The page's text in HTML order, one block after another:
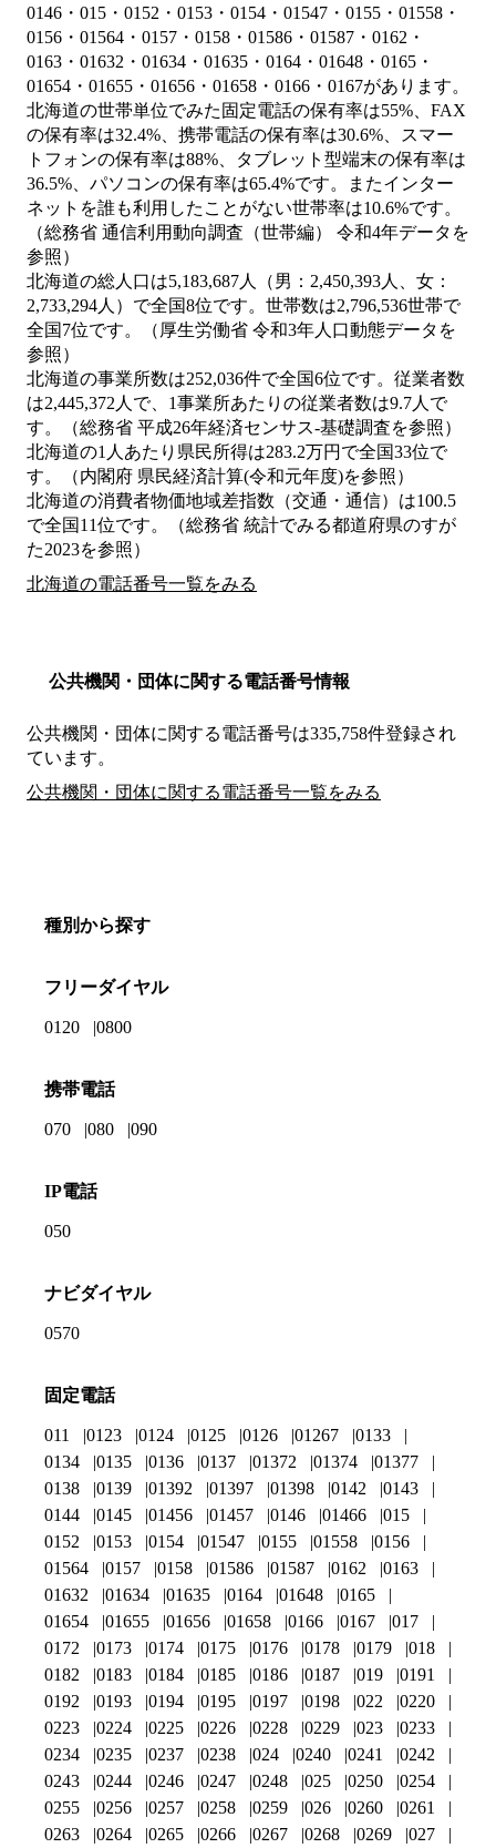
0146・015・0152・0153・0154・01547・0155・01558・
0156・01564・0157・0158・01586・01587・0162・
0163・01632・01634・01635・0164・01648・0165・
01654・01655・01656・01658・0166・0167があります。
北海道の世帯単位でみた固定電話の保有率は55%、FAX
の保有率は32.4%、携帯電話の保有率は30.6%、スマー
トフォンの保有率は88%、タブレット型端末の保有率は
36.5%、パソコンの保有率は65.4%です。またインター
ネットを誰も利用したことがない世帯率は10.6%です。
（総務省 通信利用動向調査（世帯編） 令和4年データを
参照）
北海道の総人口は5,183,687人（男：2,450,393人、女：
2,733,294人）で全国8位です。世帯数は2,796,536世帯で
全国7位です。（厚生労働省 令和3年人口動態データを
参照）
北海道の事業所数は252,036件で全国6位です。従業者数
は2,445,372人で、1事業所あたりの従業者数は9.7人で
す。（総務省 平成26年経済センサス‐基礎調査を参照）
北海道の1人あたり県民所得は283.2万円で全国33位で
す。（内閣府 県民経済計算(令和元年度)を参照）
北海道の消費者物価地域差指数（交通・通信）は100.5
で全国11位です。（総務省 統計でみる都道府県のすが
た2023を参照）
北海道の電話番号一覧をみる
公共機関・団体に関する電話番号情報
公共機関・団体に関する電話番号は335,758件登録され
ています。
公共機関・団体に関する電話番号一覧をみる
種別から探す
フリーダイヤル
0120 0800
携帯電話
070 080 090
IP電話
050
ナビダイヤル
0570
固定電話
011 0123 0124 0125 0126 01267
0133
0134
0135 0136 0137 01372 01374
01377
0138
0139 01392 01397 01398 0142
0143
0144
0145 01456 01457 0146 01466
015
0152
0153 0154 01547 0155 01558
0156
01564
0157 0158 01586 01587 0162
0163
01632
01634 01635 0164 01648
0165
01654
01655 01656 01658 0166 0167
017
0172
0173 0174 0175 0176 0178 0179
018
0182
0183 0184 0185 0186 0187 019
0191
0192
0193 0194 0195 0197 0198 022
0220
0223
0224 0225 0226 0228 0229 023
0233
0234
0235 0237 0238 024 0240 0241
0242
0243
0244 0246 0247 0248 025 0250
0254
0255
0256 0257 0258 0259 026 0260
0261
0263
0264 0265 0266 0267 0268 0269 027